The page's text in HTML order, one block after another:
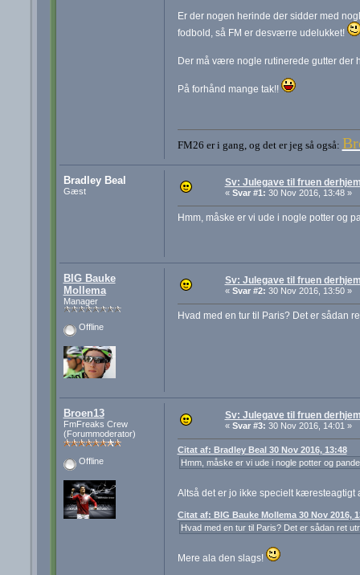
Er der nogen herinde der sidder med
fodbold, så FM er desværre udelukket!
Der må være nogle rutinerede gutter der
På forhånd mange tak!!
FM26 er i gang, og det er jeg så også:
Bradley Beal
Gæst
Sv: Julegave til fruen
« Svar #1: 30 Nov 2016, 13:48 »
Hmm, måske er vi ude i nogle potter og
BIG Bauke
Mollema
Manager
Offline
Sv: Julegave til fruen
« Svar #2: 30 Nov 2016, 13:50 »
Hvad med en tur til Paris? Det er sådan
Broen13
FmFreaks Crew
(Forummoderator)
Offline
Sv: Julegave til fruen
« Svar #3: 30 Nov 2016, 14:01 »
Citat af: Bradley Beal 30 Nov 2016, 13:48
Hmm, måske er vi ude i nogle potter og
Altså det er jo ikke specielt
Citat af: BIG Bauke Mollema 30 Nov 2016,
Hvad med en tur til Paris? Det er sådan ret
Mere ala den slags!